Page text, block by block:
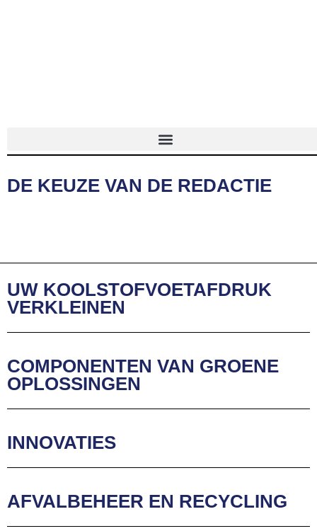
DE KEUZE VAN DE REDACTIE
UW KOOLSTOFVOETAFDRUK
VERKLEINEN
COMPONENTEN VAN GROENE
OPLOSSINGEN
INNOVATIES
AFVALBEHEER EN RECYCLING